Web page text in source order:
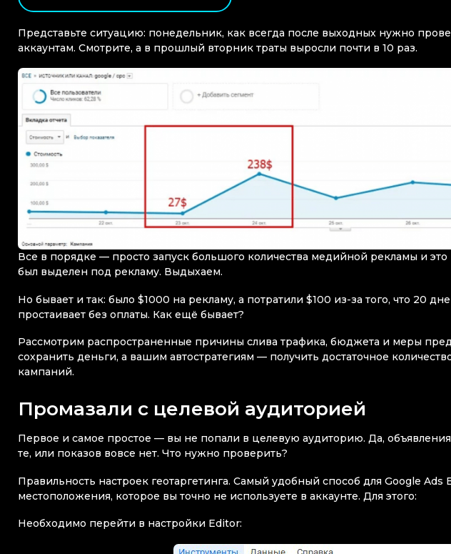
Представьте ситуацию: понедельник, как всегда после выходных нужно
аккаунтам. Смотрите, а в прошлый вторник траты выросли почти в 10 раз.
Все в порядке — просто запуск большого количества медийной рекламы и
был выделен под рекламу. Выдыхаем.
Но бывает и так: было $1000 на рекламу, а потратили $100 из-за того, что 20
простаивает без оплаты. Как ещё бывает?
Рассмотрим распространенные причины слива трафика, бюджета и меры
сохранить деньги, а вашим автостратегиям — получить достаточное
кампаний.
Промазали с целевой аудиторией
Первое и самое простое — вы не попали в целевую аудиторию. Да,
те, или показов вовсе нет. Что нужно проверить?
Правильность настроек геотаргетинга. Самый удобный способ для Google
местоположения, которое вы точно не используете в аккаунте. Для этого:
Необходимо перейти в настройки Editor: